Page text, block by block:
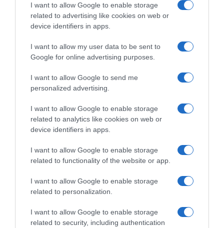
I want to allow Google to enable storage
related to advertising like cookies on web or
device identifiers in apps.
I want to allow my user data to be sent to
Google for online advertising purposes.
I want to allow Google to send me
personalized advertising.
I want to allow Google to enable storage
related to analytics like cookies on web or
device identifiers in apps.
I want to allow Google to enable storage
related to functionality of the website or app.
I want to allow Google to enable storage
related to personalization.
I want to allow Google to enable storage
related to security, including authentication
Πρόσφατα Δημοφιλή
ΕΙΠΕΣ – ΦΕΡΡΗΣ ΘΟΔΩΡΗΣ